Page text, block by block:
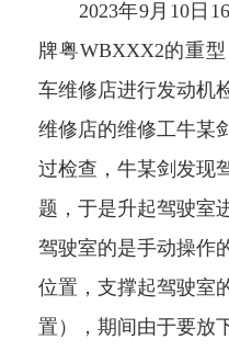
2023年9月10日16
牌粤WBXXX2的重
车维修店进行发动机
维修店的维修工牛某
过检查，牛某剑发现
题，于是升起驾驶室
驾驶室的是手动操作
位置，支撑起驾驶室
置），期间由于要放